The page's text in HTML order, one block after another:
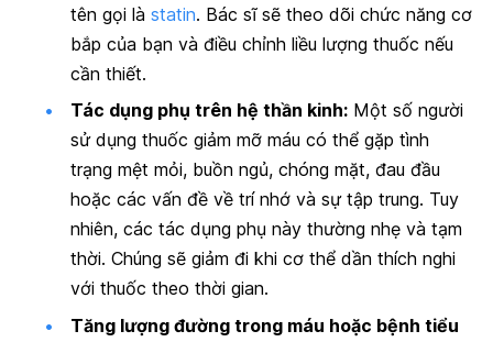
tên gọi là statin. Bác sĩ sẽ theo dõi chức năng cơ
bắp của bạn và điều chỉnh liều lượng thuốc nếu
cần thiết.
Tác dụng phụ trên hệ thần kinh: Một số người
sử dụng thuốc giảm mỡ máu có thể gặp tình
trạng mệt mỏi, buồn ngủ, chóng mặt, đau đầu
hoặc các vấn đề về trí nhớ và sự tập trung. Tuy
nhiên, các tác dụng phụ này thường nhẹ và tạm
thời. Chúng sẽ giảm đi khi cơ thể dần thích nghi
với thuốc theo thời gian.
Tăng lượng đường trong máu hoặc bệnh tiểu